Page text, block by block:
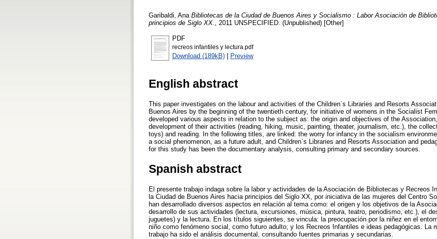
Garibaldi, Ana Bibliotecas de la Ciudad de Buenos Aires y Socialismo : Labor Asociación de
principios de Siglo XX.
, 2011 UNSPECIFIED. (Unpublished) [Other]
PDF
recreos infantiles y lectura.pdf
Download (189kB) | Preview
English abstract
This paper investigates on the labour and activities of the Children`s Libraries and Resorts
Buenos Aires by the beginning of the twentieth century, for initiative of womens in the Socialist
developed various aspects in relation to the subject as: the origin and objectives of the
development of their activities (reading, hiking, music, painting, theater, journalism, etc.), the
toys) and reading. In the following titles, are linked: the worry for infancy in the socialism
a social phenomenon, as a future adult, and Children`s Libraries and Resorts Association and
for this study has been the documentary analysis, consulting primary and secondary sources.
Spanish abstract
El presente trabajo indaga sobre la labor y actividades de la Asociación de Bibliotecas y Recreos
la Ciudad de Buenos Aires hacia principios del Siglo XX, por iniciativa de las mujeres del Centro
han desarrollado diversos aspectos en relación al tema como: el origen y los objetivos de la
desarrollo de sus actividades (lectura, excursiones, música, pintura, teatro, periodismo, etc.), el
juguetes) y la lectura. En los títulos siguientes, se vincula: la preocupación por la niñez en el
niño como fenómeno social, como futuro adulto; y los Recreos Infantiles e ideas pedagógicas. La
trabajo ha sido el análisis documental, consultando fuentes primarias y secundarias.